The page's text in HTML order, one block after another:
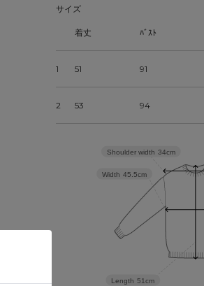
サイズ
着丈 ﾊﾞｽﾄ
1 51 91
2 53 94
Length 51cm
Width 45.5cm
Shoulder width 34cm